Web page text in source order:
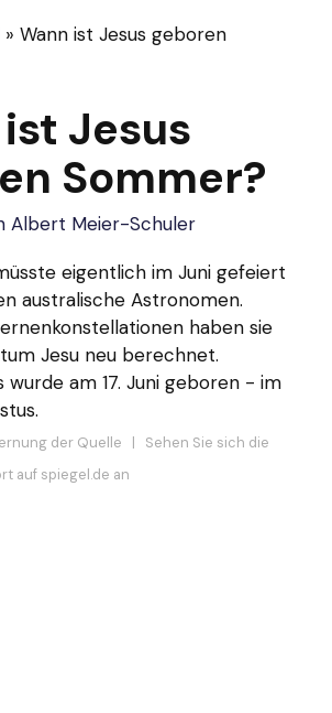
» Wann ist Jesus geboren
Jesus
Sommer?
Albert Meier-Schuler
eigentlich im Juni gefeiert
australische Astronomen.
haben sie
Jesu neu berechnet.
wurde am 17. Juni geboren - im
der Quelle | Sehen Sie sich die
auf spiegel.de an